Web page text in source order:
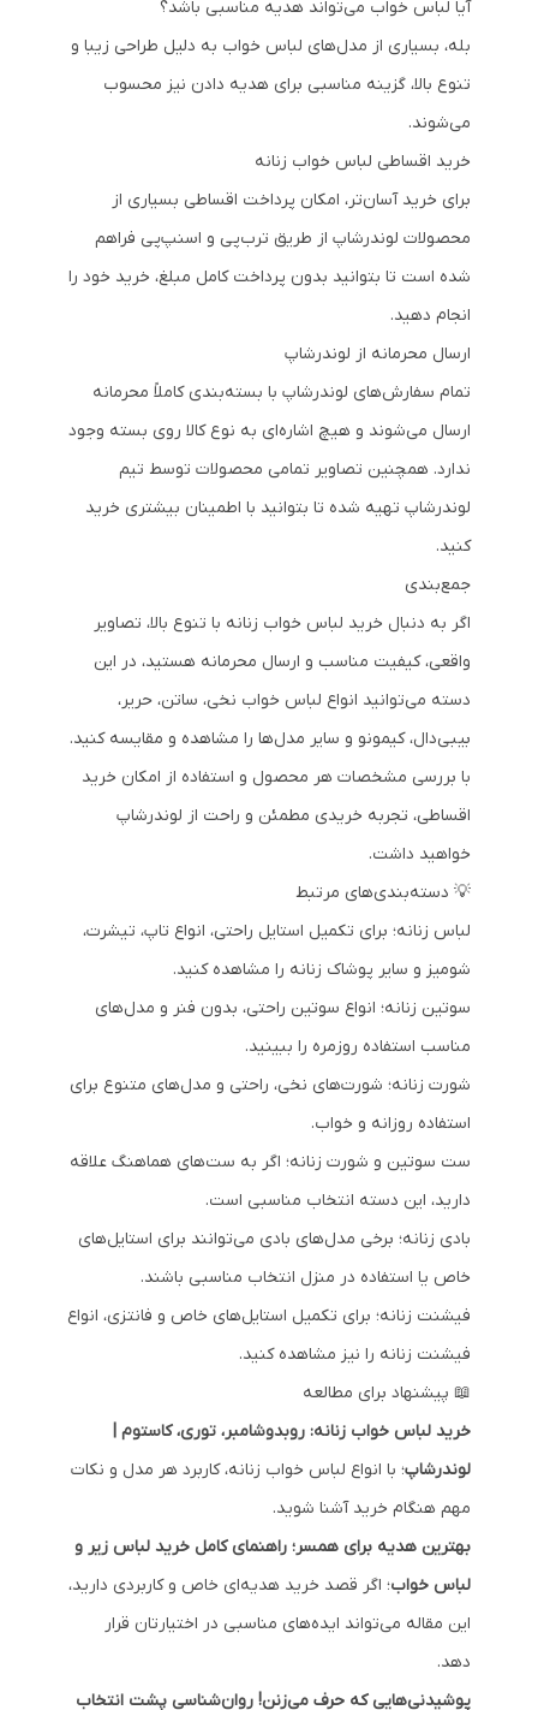
آیا لباس خواب می‌تواند هدیه مناسبی باشد؟
بله، بسیاری از مدل‌های لباس خواب به دلیل طراحی زیبا و
تنوع بالا، گزینه مناسبی برای هدیه دادن نیز محسوب
می‌شوند.
خرید اقساطی لباس خواب زنانه
برای خرید آسان‌تر، امکان پرداخت اقساطی بسیاری از
محصولات لوندرشاپ از طریق ترب‌پی و اسنپ‌پی فراهم
شده است تا بتوانید بدون پرداخت کامل مبلغ، خرید خود را
انجام دهید.
ارسال محرمانه از لوندرشاپ
تمام سفارش‌های لوندرشاپ با بسته‌بندی کاملاً محرمانه
ارسال می‌شوند و هیچ اشاره‌ای به نوع کالا روی بسته وجود
ندارد. همچنین تصاویر تمامی محصولات توسط تیم
لوندرشاپ تهیه شده تا بتوانید با اطمینان بیشتری خرید
کنید.
جمع‌بندی
اگر به دنبال خرید لباس خواب زنانه با تنوع بالا، تصاویر
واقعی، کیفیت مناسب و ارسال محرمانه هستید، در این
دسته می‌توانید انواع لباس خواب نخی، ساتن، حریر،
بیبی‌دال، کیمونو و سایر مدل‌ها را مشاهده و مقایسه کنید.
با بررسی مشخصات هر محصول و استفاده از امکان خرید
اقساطی، تجربه خریدی مطمئن و راحت از لوندرشاپ
خواهید داشت.
💡 دسته‌بندی‌های مرتبط
لباس زنانه؛ برای تکمیل استایل راحتی، انواع تاپ، تیشرت،
شومیز و سایر پوشاک زنانه را مشاهده کنید.
سوتین زنانه؛ انواع سوتین راحتی، بدون فنر و مدل‌های
مناسب استفاده روزمره را ببینید.
شورت زنانه؛ شورت‌های نخی، راحتی و مدل‌های متنوع برای
استفاده روزانه و خواب.
ست سوتین و شورت زنانه؛ اگر به ست‌های هماهنگ علاقه
دارید، این دسته انتخاب مناسبی است.
بادی زنانه؛ برخی مدل‌های بادی می‌توانند برای استایل‌های
خاص یا استفاده در منزل انتخاب مناسبی باشند.
فیشنت زنانه؛ برای تکمیل استایل‌های خاص و فانتزی، انواع
فیشنت زنانه را نیز مشاهده کنید.
📖 پیشنهاد برای مطالعه
خرید لباس خواب زنانه: روبدوشامبر، توری، کاستوم |
لوندرشاپ؛ با انواع لباس خواب زنانه، کاربرد هر مدل و نکات
مهم هنگام خرید آشنا شوید.
بهترین هدیه برای همسر؛ راهنمای کامل خرید لباس زیر و
لباس خواب؛ اگر قصد خرید هدیه‌ای خاص و کاربردی دارید،
این مقاله می‌تواند ایده‌های مناسبی در اختیارتان قرار
دهد.
پوشیدنی‌هایی که حرف می‌زنن! روان‌شناسی پشت انتخاب